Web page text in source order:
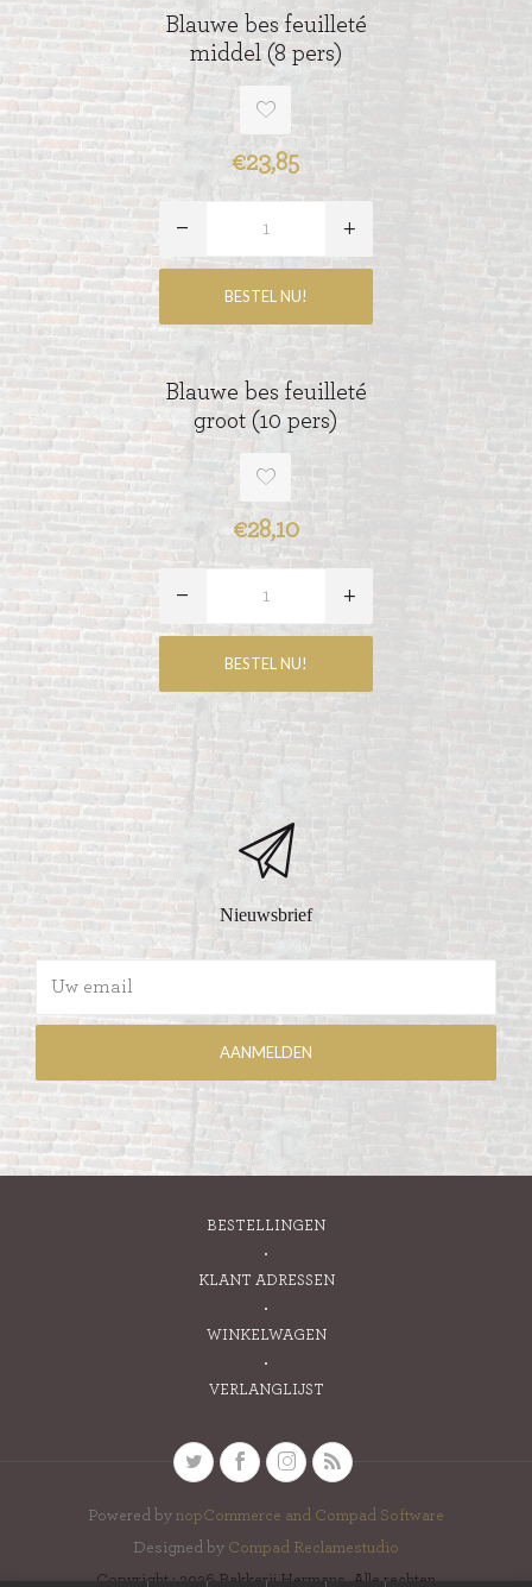
Blauwe bes feuilleté
middel (8 pers)
€23,85
Blauwe bes feuilleté
groot (10 pers)
€28,10
Nieuwsbrief
BESTELLINGEN
KLANT ADRESSEN
WINKELWAGEN
VERLANGLIJST
Powered by nopCommerce and Compad Software
Designed by Compad Reclamestudio
Copyright ; 2026 Bakkerij Hermans. Alle rechten